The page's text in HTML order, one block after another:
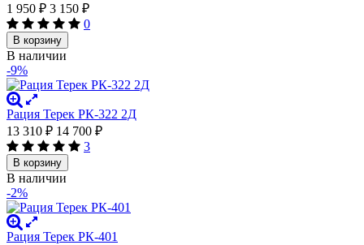
1 950 ₽ 3 150 ₽
0
В корзину
В наличии
-9%
Рация Терек РК-322 2Д
13 310 ₽ 14 700 ₽
3
В корзину
В наличии
-2%
Рация Терек РК-401